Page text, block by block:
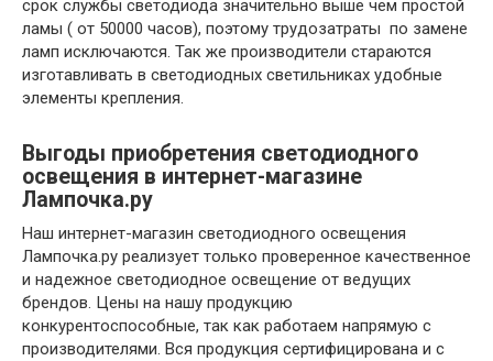
срок службы светодиода значительно выше чем простой
ламы ( от 50000 часов), поэтому трудозатраты по замене
ламп исключаются. Так же производители стараются
изготавливать в светодиодных светильниках удобные
элементы крепления.
Выгоды приобретения светодиодного
освещения в интернет-магазине
Лампочка.ру
Наш интернет-магазин светодиодного освещения
Лампочка.ру реализует только проверенное качественное
и надежное светодиодное освещение от ведущих
брендов. Цены на нашу продукцию
конкурентоспособные, так как работаем напрямую с
производителями. Вся продукция сертифицирована и с